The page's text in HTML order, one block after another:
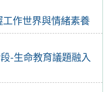
作世界與情緒素養
-生命教育議題融入